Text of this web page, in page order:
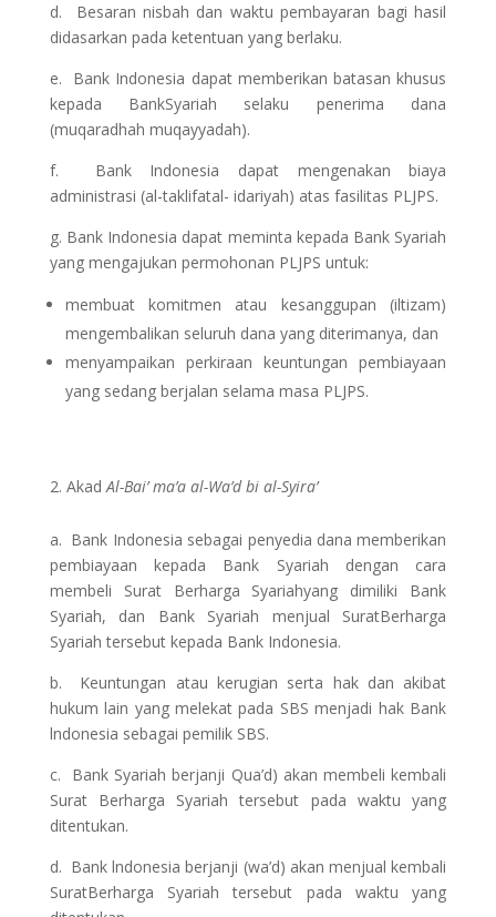
d. Besaran nisbah dan waktu pembayaran bagi hasil
didasarkan pada ketentuan yang berlaku.
e. Bank Indonesia dapat memberikan batasan khusus
kepada BankSyariah selaku penerima dana
(muqaradhah muqayyadah).
f. Bank Indonesia dapat mengenakan biaya
administrasi (al-taklifatal- idariyah) atas fasilitas PLJPS.
g. Bank Indonesia dapat meminta kepada Bank Syariah
yang mengajukan permohonan PLJPS untuk:
membuat komitmen atau kesanggupan (iltizam)
mengembalikan seluruh dana yang diterimanya, dan
menyampaikan perkiraan keuntungan pembiayaan
yang sedang berjalan selama masa PLJPS.
AkadAl-Bai’ ma’a al-Wa’d bi al-Syira’
a. Bank Indonesia sebagai penyedia dana memberikan
pembiayaan kepada Bank Syariah dengan cara
membeli Surat Berharga Syariahyang dimiliki Bank
Syariah, dan Bank Syariah menjual SuratBerharga
Syariah tersebut kepada Bank Indonesia.
b. Keuntungan atau kerugian serta hak dan akibat
hukum lain yang melekat pada SBS menjadi hak Bank
lndonesia sebagai pemilik SBS.
c. Bank Syariah berjanji Qua’d) akan membeli kembali
Surat Berharga Syariah tersebut pada waktu yang
ditentukan.
d. Bank lndonesia berjanji (wa’d) akan menjual kembali
SuratBerharga Syariah tersebut pada waktu yang